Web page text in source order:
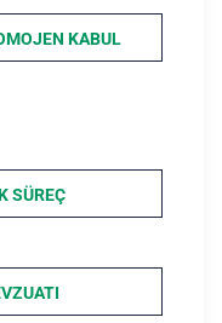
KABUL
SÜREÇ